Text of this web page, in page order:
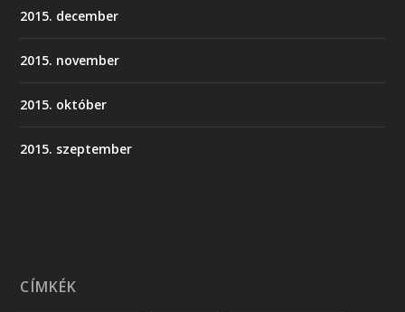
2015. december
2015. november
2015. október
2015. szeptember
CÍMKÉK